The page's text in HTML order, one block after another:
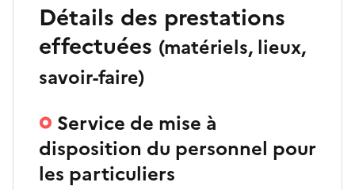
Détails des prestations
effectuées (matériels, lieux,
savoir-faire)
Service de mise à
disposition du personnel pour
les particuliers